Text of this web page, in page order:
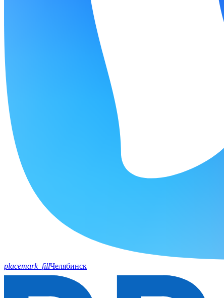
placemark_fillЧелябинск